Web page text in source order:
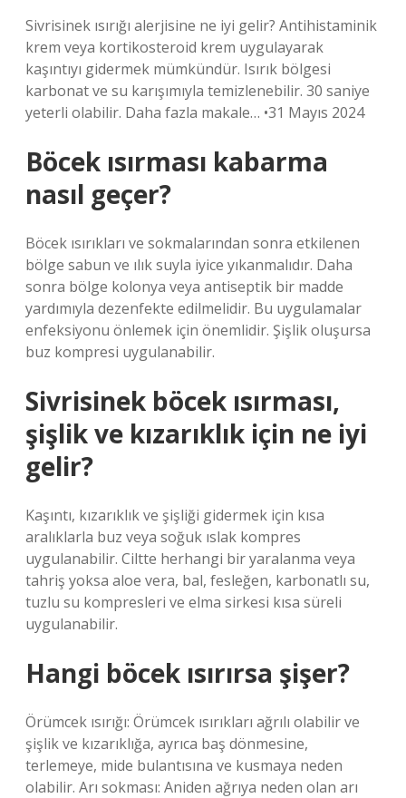
Sivrisinek ısırığı alerjisine ne iyi gelir? Antihistaminik
krem ​​veya kortikosteroid krem ​​uygulayarak
kaşıntıyı gidermek mümkündür. Isırık bölgesi
karbonat ve su karışımıyla temizlenebilir. 30 saniye
yeterli olabilir. Daha fazla makale… •31 Mayıs 2024
Böcek ısırması kabarma
nasıl geçer?
Böcek ısırıkları ve sokmalarından sonra etkilenen
bölge sabun ve ılık suyla iyice yıkanmalıdır. Daha
sonra bölge kolonya veya antiseptik bir madde
yardımıyla dezenfekte edilmelidir. Bu uygulamalar
enfeksiyonu önlemek için önemlidir. Şişlik oluşursa
buz kompresi uygulanabilir.
Sivrisinek böcek ısırması,
şişlik ve kızarıklık için ne iyi
gelir?
Kaşıntı, kızarıklık ve şişliği gidermek için kısa
aralıklarla buz veya soğuk ıslak kompres
uygulanabilir. Ciltte herhangi bir yaralanma veya
tahriş yoksa aloe vera, bal, fesleğen, karbonatlı su,
tuzlu su kompresleri ve elma sirkesi kısa süreli
uygulanabilir.
Hangi böcek ısırırsa şişer?
Örümcek ısırığı: Örümcek ısırıkları ağrılı olabilir ve
şişlik ve kızarıklığa, ayrıca baş dönmesine,
terlemeye, mide bulantısına ve kusmaya neden
olabilir. Arı sokması: Aniden ağrıya neden olan arı